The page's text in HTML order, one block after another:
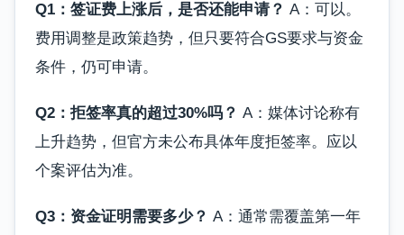
Q1：签证费上涨后，是否还能申请？ A：可以。
费用调整是政策趋势，但只要符合GS要求与资金
条件，仍可申请。
Q2：拒签率真的超过30%吗？ A：媒体讨论称有
上升趋势，但官方未公布具体年度拒签率。应以
个案评估为准。
Q3：资金证明需要多少？ A：通常需覆盖第一年